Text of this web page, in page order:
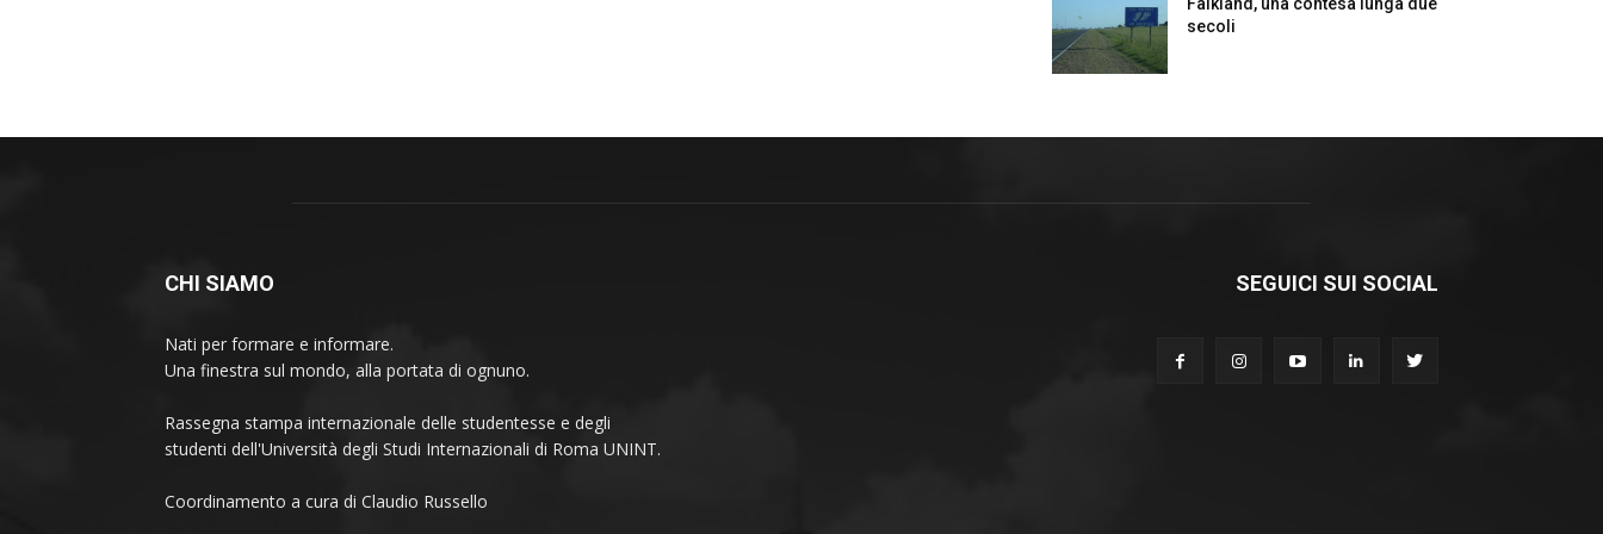
secoli
CHI SIAMO
Nati per formare e informare.
Una finestra sul mondo, alla portata di ognuno.
Rassegna stampa internazionale delle studentesse e degli
studenti dell'Università degli Studi Internazionali di Roma UNINT.
Coordinamento a cura di Claudio Russello
SEGUICI SUI SOCIAL